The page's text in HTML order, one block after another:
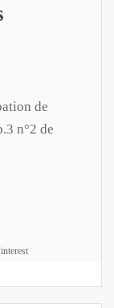
de
n°2 de